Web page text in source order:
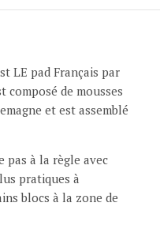
LE pad Français par
composé de mousses
et est assemblé
pas à la règle avec
pratiques à
blocs à la zone de